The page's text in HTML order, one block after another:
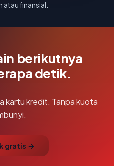
atau finansial.
berikutnya
detik.
kartu kredit. Tanpa kuota
gratis →